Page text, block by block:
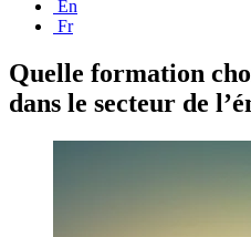
En
Fr
Quelle formation
dans le secteur de